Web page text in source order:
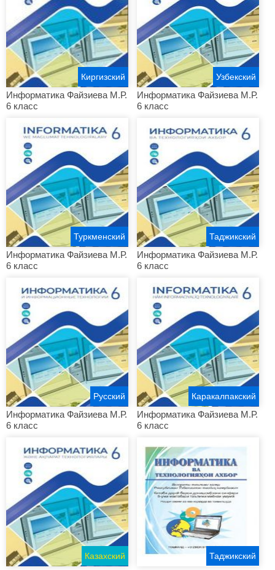
Информатика Файзиева М.Р.
6 класс
Киргизский
Информатика Файзиева М.Р.
6 класс
Узбекский
Информатика Файзиева М.Р.
6 класс
Туркменский
Информатика Файзиева М.Р.
6 класс
Таджикский
Информатика Файзиева М.Р.
6 класс
Русский
Информатика Файзиева М.Р.
6 класс
Каракалпакский
Казахский Таджикский